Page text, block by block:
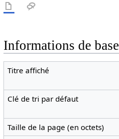
Informations de base
Titre affiché
Clé de tri par défaut
Taille de la page (en octets)